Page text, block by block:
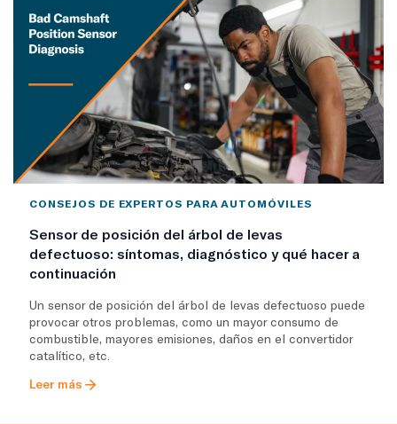
CONSEJOS DE EXPERTOS PARA AUTOMÓVILES
Sensor de posición del árbol de levas
defectuoso: síntomas, diagnóstico y qué hacer a
continuación
Un sensor de posición del árbol de levas defectuoso puede
provocar otros problemas, como un mayor consumo de
combustible, mayores emisiones, daños en el convertidor
catalítico, etc.
Leer más